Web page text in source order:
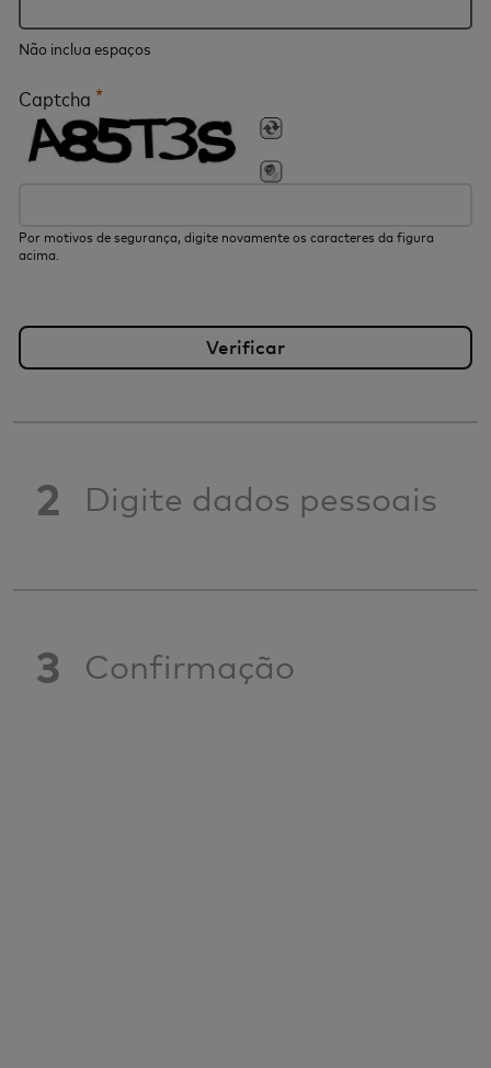
Não inclua espaços
Captcha *
Por motivos de segurança, digite novamente os caracteres da figura
acima.
2 Digite dados pessoais
3 Confirmação